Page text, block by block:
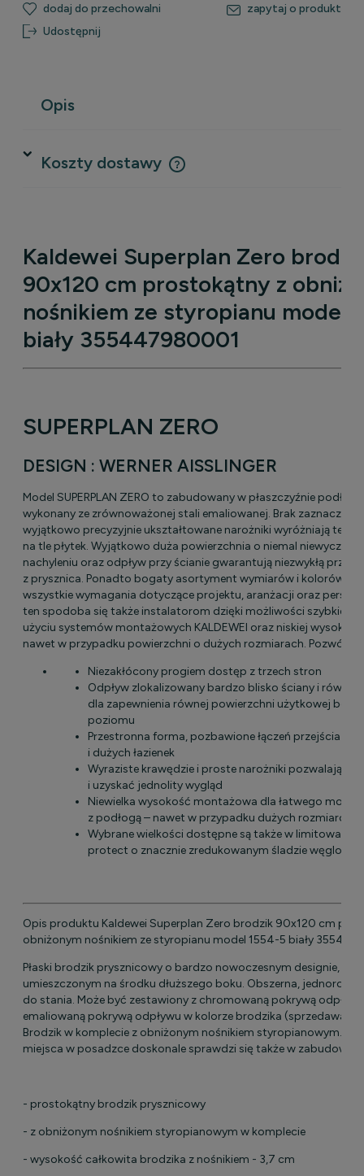
dodaj do przechowalni
zapytaj o produkt
Udostępnij
Opis
Koszty dostawy
Cena nie zawiera ewentualnych kosztów płatności
Kaldewei Superplan Zero
90x120 cm prostokątny z
nośnikiem ze styropianu model
biały 355447980001
SUPERPLAN ZERO
DESIGN : WERNER AISSLINGER
Model SUPERPLAN ZERO to zabudowany w płaszczyźnie
wykonany ze zrównoważonej stali emaliowanej. Brak
wyjątkowo precyzyjnie ukształtowane narożniki wyróżniają ten
na tle płytek. Wyjątkowo duża powierzchnia o niemal
nachyleniu oraz odpływ przy ścianie gwarantują niezwykłą
z prysznica. Ponadto bogaty asortyment wymiarów i kolorów
wszystkie wymagania dotyczące projektu, aranżacji oraz
ten spodoba się także instalatorom dzięki możliwości szybkiej
użyciu systemów montażowych KALDEWEI oraz niskiej
nawet w przypadku powierzchni o dużych rozmiarach. Pozwól
Niezakłócony progiem dostęp z trzech stron
Odpływ zlokalizowany bardzo blisko ściany i
dla zapewnienia równej powierzchni użytkowej bez
poziomu
Przestronna forma, pozbawione łączeń przejścia –
i dużych łazienek
Wyraziste krawędzie i proste narożniki pozwalają
i uzyskać jednolity wygląd
Niewielka wysokość montażowa dla łatwego
z podłogą – nawet w przypadku dużych rozmiarów
Wybrane wielkości dostępne są także w limitowanej
protect o znacznie zredukowanym śladzie
Opis produktu Kaldewei Superplan Zero brodzik 90x120 cm
obniżonym nośnikiem ze styropianu model 1554-5 biały
Płaski brodzik prysznicowy o bardzo nowoczesnym designie, z
umieszczonym na środku dłuższego boku. Obszerna,
do stania. Może być zestawiony z chromowaną pokrywą
emaliowaną pokrywą odpływu w kolorze brodzika (sprzedawaną
Brodzik w komplecie z obniżonym nośnikiem styropianowym.
miejsca w posadzce doskonale sprawdzi się także w zabudowie
- prostokątny brodzik prysznicowy
- z obniżonym nośnikiem styropianowym w komplecie
- wysokość całkowita brodzika z nośnikiem - 3,7 cm